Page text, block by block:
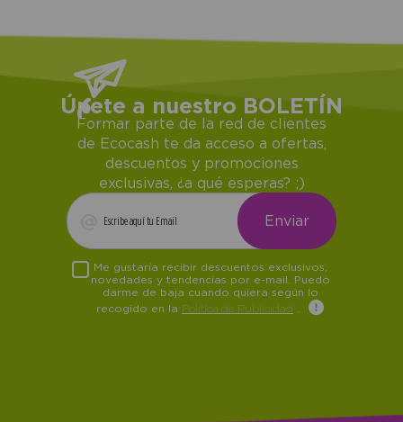
Únete a nuestro BOLETÍN
Formar parte de la red de clientes
de Ecocash te da acceso a ofertas,
descuentos y promociones
exclusivas, ¿a qué esperas? ;)
Me gustaría recibir descuentos exclusivos,
novedades y tendencias por e-mail. Puedo
darme de baja cuando quiera según lo
recogido en la Política de Publicidad